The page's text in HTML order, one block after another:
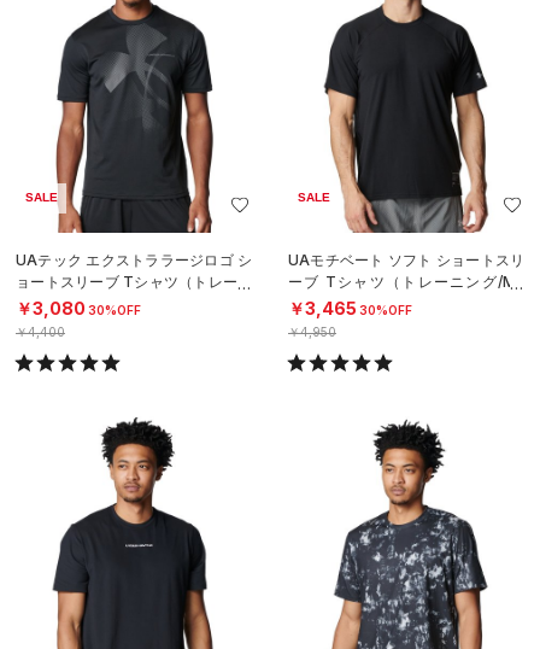
SALE
UAテック エクストララージロゴ シ
ョートスリーブ Tシャツ（トレーニ
ング/MEN）
￥3,080 30%OFF
￥4,400
SALE
UAモチベート ソフト ショートスリ
ーブ Tシャツ（トレーニング/ME
N）
￥3,465 30%OFF
￥4,950